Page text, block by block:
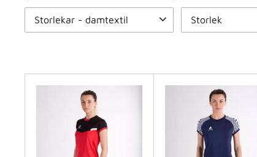
125 625 Piuadrenalina
Storlekar - damtextil
Visa fler
Storlek